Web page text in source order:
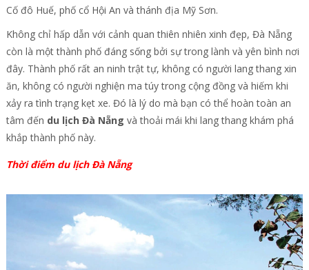
Cố đô Huế, phố cổ Hội An và thánh địa Mỹ Sơn.
Không chỉ hấp dẫn với cảnh quan thiên nhiên xinh đẹp, Đà Nẵng
còn là một thành phố đáng sống bởi sự trong lành và yên bình nơi
đây. Thành phố rất an ninh trật tự, không có người lang thang xin
ăn, không có người nghiện ma túy trong cộng đồng và hiếm khi
xảy ra tình trạng kẹt xe. Đó là lý do mà bạn có thể hoàn toàn an
tâm đến du lịch Đà Nẵng và thoải mái khi lang thang khám phá
khắp thành phố này.
Thời điểm du lịch Đà Nẵng